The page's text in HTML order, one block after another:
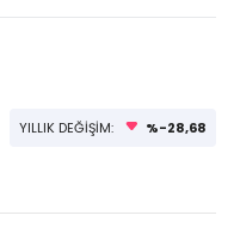
YILLIK DEĞİŞİM: %-28,68